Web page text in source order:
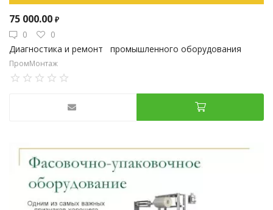
75 000.00 ₽
0
0
Диагностика и ремонт промышленного оборудования
ПромМонтаж